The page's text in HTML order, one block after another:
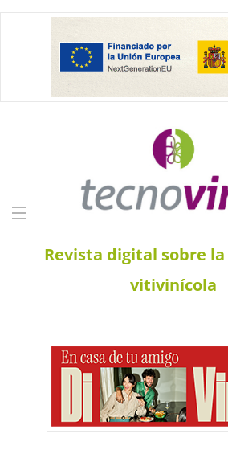
Revista digital sobre
vitivinícola